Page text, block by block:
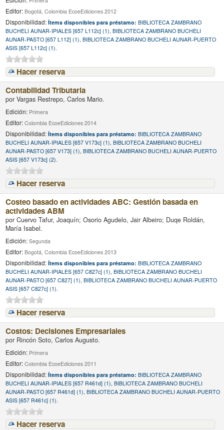
Editor: Bogotá, Colombia EcoeEdiciones 2012
Disponibilidad:Ítems disponibles para préstamo:BIBLIOTECA ZAMBRANO
BUCHELI AUNAR-IPIALES [657 L112c] (1), BIBLIOTECA ZAMBRANO BUCHELI
AUNAR-PASTO [657 L112] (1), BIBLIOTECA ZAMBRANO BUCHELI AUNAR-PUERTO
ASIS [657 L112c] (1).
Hacer reserva
Contabilidad Tributaria
porVargas Restrepo, Carlos Mario.
Edición: Primera
Editor:Colombia EcoeEdiciones 2014
Disponibilidad:Ítems disponibles para préstamo:BIBLIOTECA ZAMBRANO
BUCHELI AUNAR-IPIALES [657 V173c] (1), BIBLIOTECA ZAMBRANO BUCHELI
AUNAR-PASTO [657 V173] (1), BIBLIOTECA ZAMBRANO BUCHELI AUNAR-PUERTO
ASIS [657 V173c] (2).
Hacer reserva
Costeo basado en actividades ABC: Gestión basada en
actividades ABM
porCuervo Tafur, Joaquín; Osorio Agudelo, Jair Albeiro; Duqe Roldán,
María Isabel.
Edición:Segunda
Editor: Bogotá, Colombia EcoeEdiciones 2013
Disponibilidad:Ítems disponibles para préstamo:BIBLIOTECA ZAMBRANO
BUCHELI AUNAR-IPIALES [657 C827c] (1), BIBLIOTECA ZAMBRANO BUCHELI
AUNAR-PASTO [657 C827] (1), BIBLIOTECA ZAMBRANO BUCHELI AUNAR-PUERTO
ASIS [657 C827c] (1).
Hacer reserva
Costos: Decisiones Empresariales
por Rincón Soto, Carlos Augusto.
Edición: Primera
Editor:Colombia EcoeEdiciones 2011
Disponibilidad:Ítems disponibles para préstamo:BIBLIOTECA ZAMBRANO
BUCHELI AUNAR-IPIALES [657 R461d] (1), BIBLIOTECA ZAMBRANO BUCHELI
AUNAR-PASTO [657 R461d] (1), BIBLIOTECA ZAMBRANO BUCHELI AUNAR-PUERTO
ASIS [657 R461c] (1).
Hacer reserva